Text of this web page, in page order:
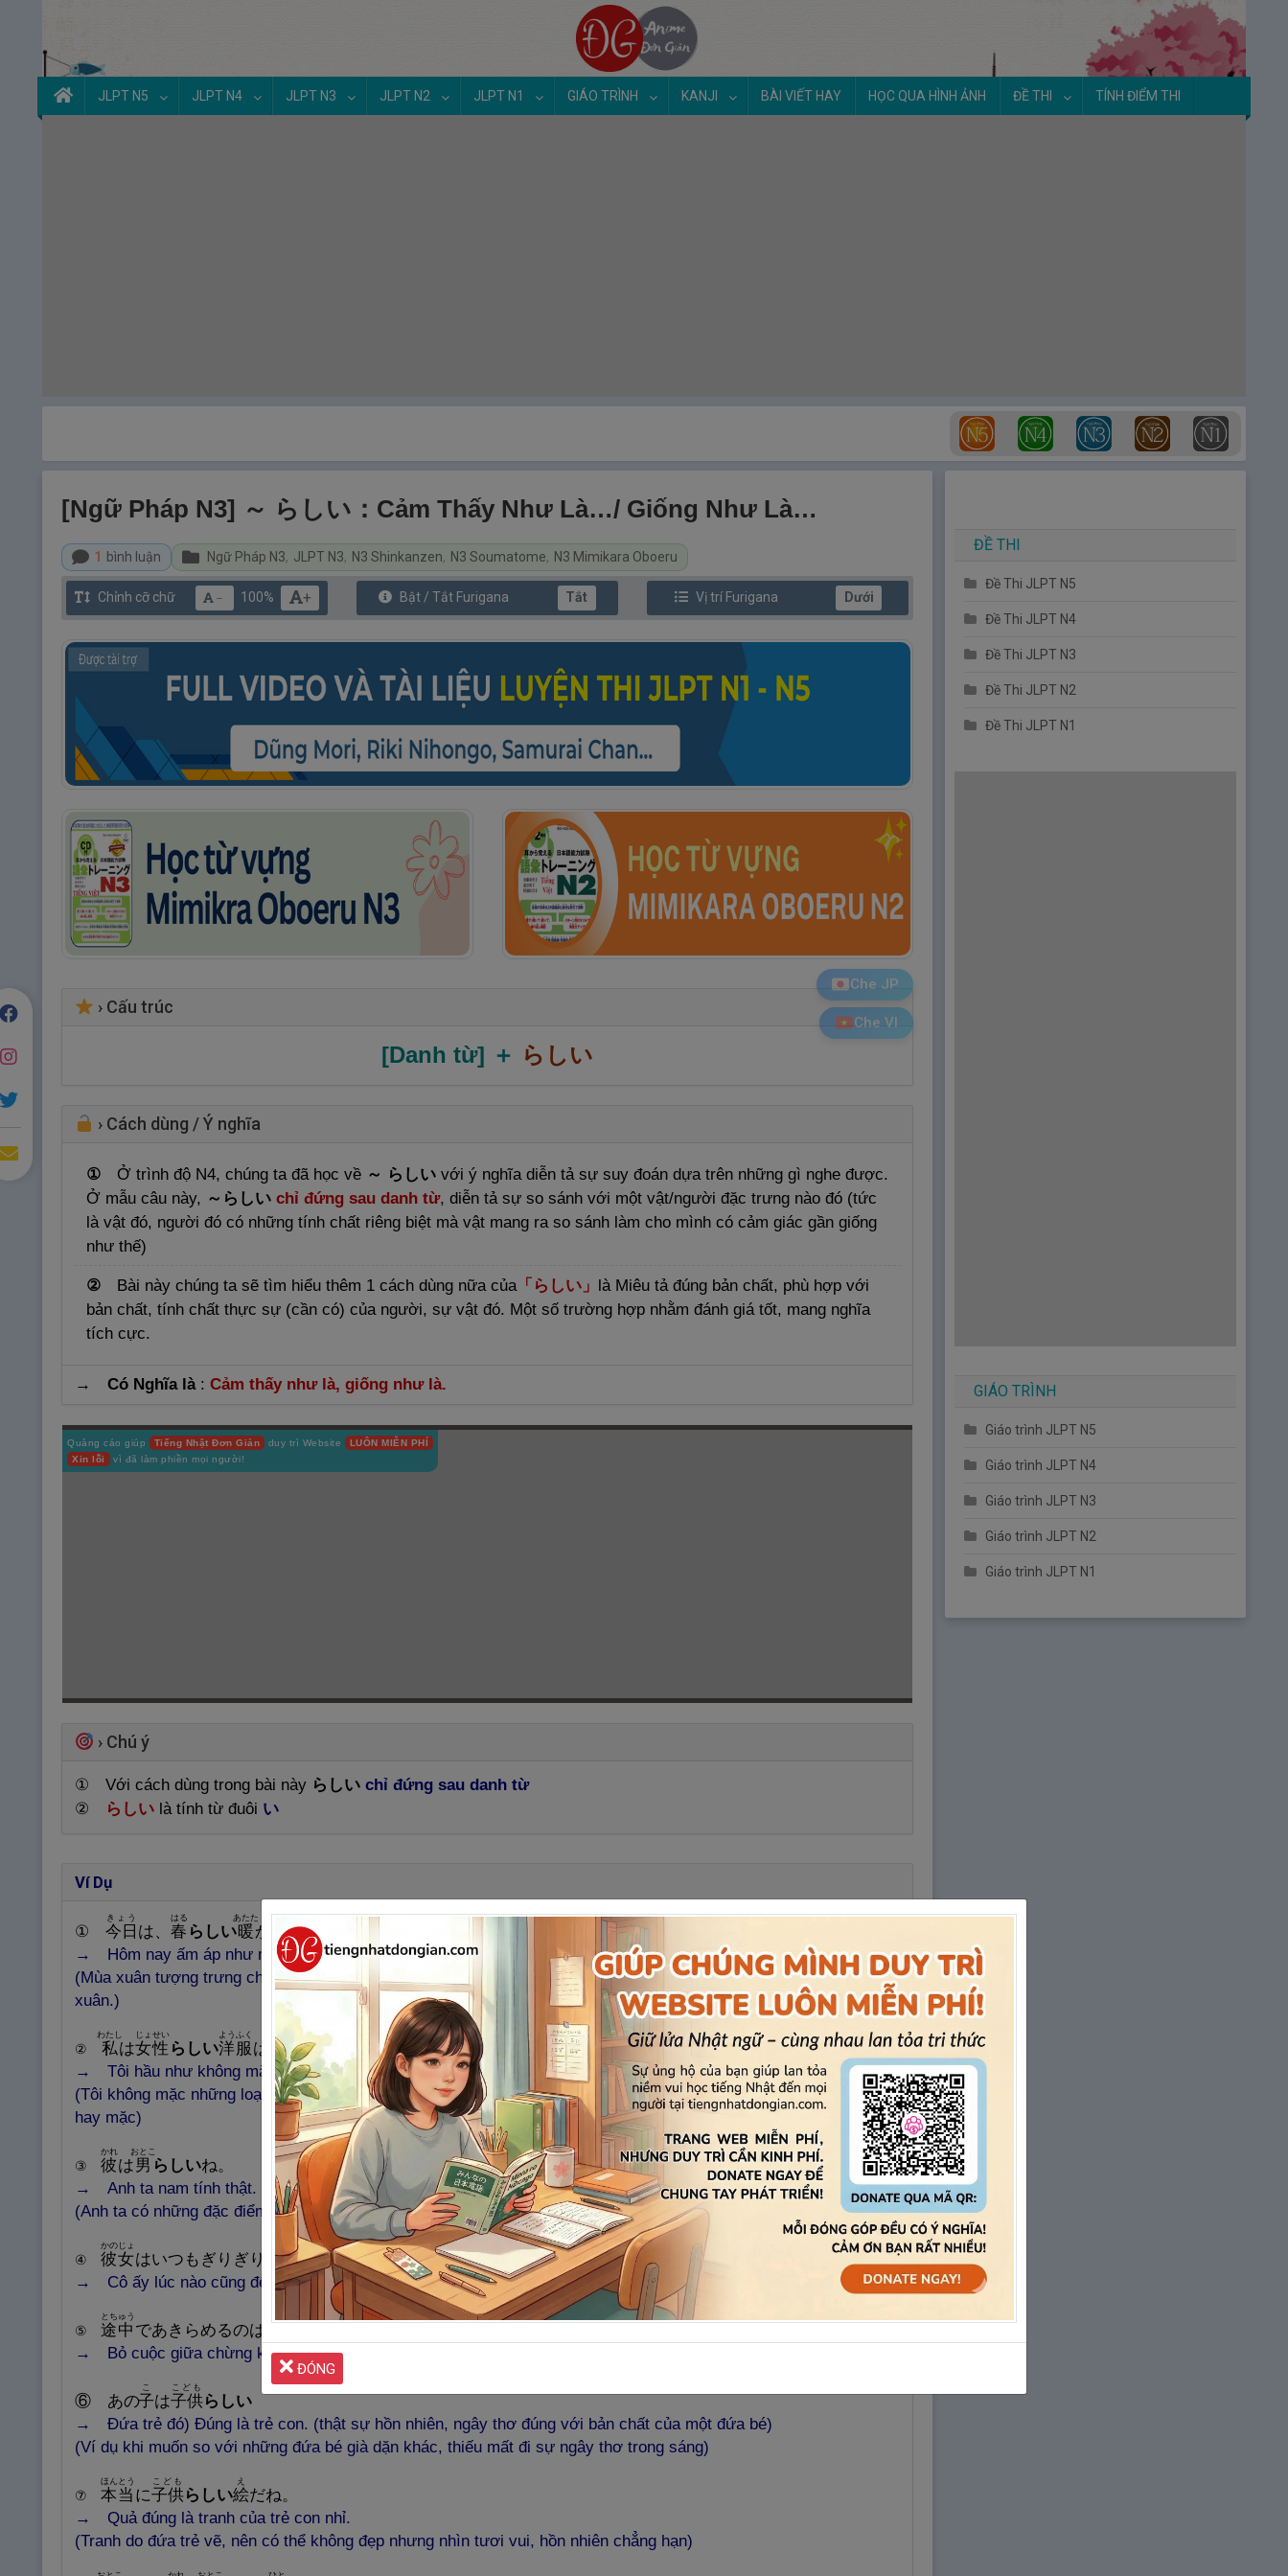
JLPT N5 JLPT N4 JLPT N3 JLPT N2 JLPT N1 GIÁO TRÌNH KANJI BÀI VIẾT HAY HỌC QUA HÌNH ẢNH ĐỀ THI TÍNH ĐIỂM THI
[Ngữ Pháp N3] ～ らしい：Cảm Thấy Như Là…/ Giống Như Là…
1 bình luận Ngữ Pháp N3, JLPT N3, N3 Shinkanzen, N3 Soumatome, N3 Mimikara Oboeru
Chỉnh cỡ chữ － 100% + Bật / Tắt Furigana Tắt Vị trí Furigana Dưới
Che JP
› Cấu trúc
[Danh từ] ＋ らしい
› Cách dùng / Ý nghĩa
① Ở trình độ N4, chúng ta đã học về ～ らしい với ý nghĩa diễn tả sự suy đoán dựa trên những gì nghe được.
Ở mẫu câu này, ～らしい chỉ đứng sau danh từ, diễn tả sự so sánh với một vật/người đặc trưng nào đó (tức
là vật đó, người đó có những tính chất riêng biệt mà vật mang ra so sánh làm cho mình có cảm giác gần giống
như thế)
② Bài này chúng ta sẽ tìm hiểu thêm 1 cách dùng nữa của「らしい」 là Miêu tả đúng bản chất, phù hợp với
bản chất, tính chất thực sự (cần có) của người, sự vật đó. Một số trường hợp nhằm đánh giá tốt, mang nghĩa
tích cực.
→ Có Nghĩa là: Cảm thấy như là, giống như là.
Quảng cáo giúp Tiếng Nhật Đơn Giản duy trì Website
LUÔN MIỄN PHÍ
Xin lỗi
vì đã làm phiền mọi người!
› Chú ý
① Với cách dùng trong bài này らしい chỉ đứng sau danh từ
②
らしいlà tính từ đuôi い
Ví Dụ
① 今 日
きょう
は、 春
はる
らしい暖
あたた
かい日
ひ
ですね。
→ Hôm nay ấm áp như một ngày mùa xuân vậy.
(Mùa xuân tượng trưng cho sự ấm áp, và người nói thực sự cảm thấy ngày hôm nay giống như một ngày mùa
xuân.)
② 私
わたし
は女性
じょせい
らしい洋服
ようふく
はあまり 着
き
ない。
→ Tôi hầu như không mặc quần áo nữ tính.
(Tôi không mặc những loại quần áo mà mọi người đều cảm thấy là nữ tính (quần áo đặc trưng đúng kiểu con gái
hay mặc)
③ 彼
かれ
は男
おとこ
らしいね。
→ Anh ta nam tính thật.
(Anh ta có những đặc điểm khiến người khác cảm thấy là đặc trưng của đàn ông (nam tính, cơ bắp v.v)
④ 彼女
かのじょ
はいつもぎりぎり 会社
かいしゃ
に間
ま
に合
あ
う、君
Nghĩa: Cậu, bạn, mày (chỉ
người con trai)
きみ
/ あなたらしい
ね。
→ Cô ấy lúc nào cũng đến công ty rất sát giờ, thật là giống phong cách của anh quá.
⑤ 途中
とちゅう
であきらめるのは
→ Bỏ cuộc giữa chừng không phải phong cách của tôi. (Chẳng giống tôi chút nào)
⑥ あの子
こ
は子供
Nghĩa: Tùy tùng, hầu hạ, dâng
こども
らしい
→ Đứa trẻ đó) Đúng là trẻ con. (thật sự hồn nhiên, ngây thơ đúng với bản chất của một đứa bé)
(Ví dụ khi muốn so với những đứa bé già dặn khác, thiếu mất đi sự ngây thơ trong sáng)
⑦ 本
Nghĩa: Gốc, rễ, cội nguồn của
当
Nghĩa: Tương đương, tương
ほんとう
に子供
こども
らしい絵
え
だね。
→ Quả đúng là tranh của trẻ con nhỉ.
(Tranh do đứa trẻ vẽ, nên có thể không đẹp nhưng nhìn tươi vui, hồn nhiên chẳng hạn)
Che VI
ĐỀ THI
Đề Thi JLPT N5
Đề Thi JLPT N4
Đề Thi JLPT N3
Đề Thi JLPT N2
Đề Thi JLPT N1
GIÁO TRÌNH
Giáo trình JLPT N5
Giáo trình JLPT N4
Giáo trình JLPT N3
Giáo trình JLPT N2
Giáo trình JLPT N1
ĐÓNG